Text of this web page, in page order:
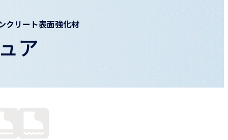
クリート表面強化材
ア